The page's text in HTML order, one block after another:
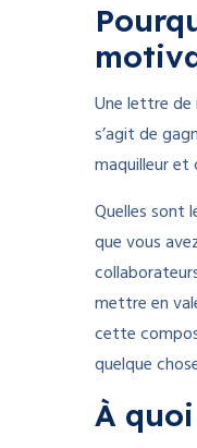
Une lettre
s’agit de
maquilleur et
Quelles sont
que vous
mettre en
cette
quelque
À